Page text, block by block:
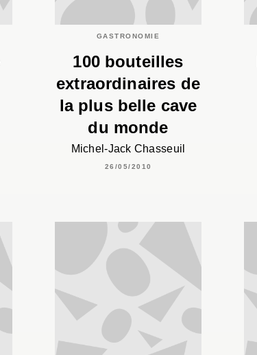
GASTRONOMIE
100 bouteilles
extraordinaires de
la plus belle cave
du monde
Michel-Jack Chasseuil
26/05/2010